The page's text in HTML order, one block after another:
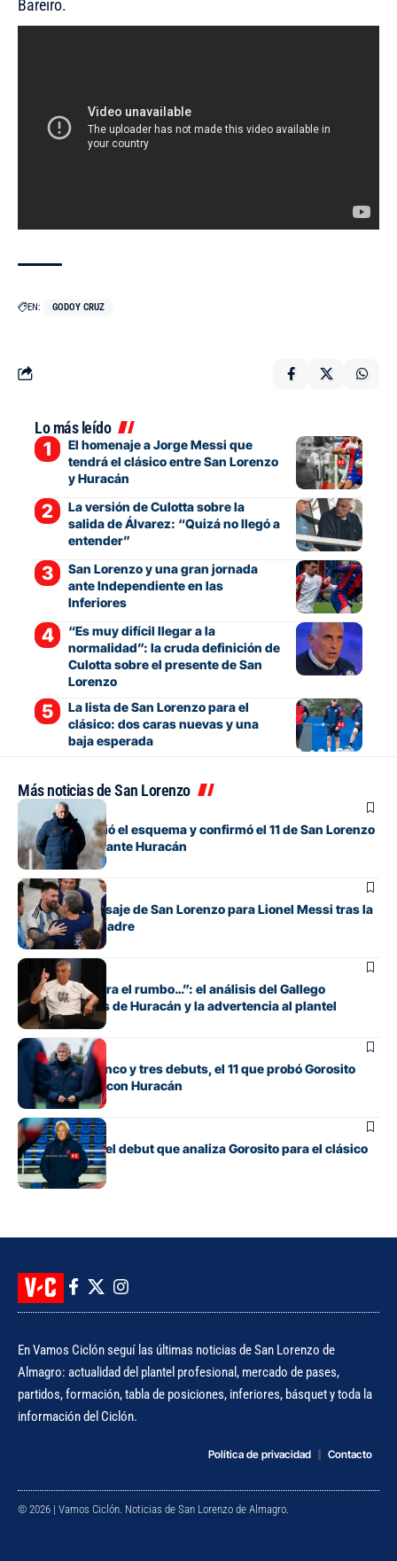
Bareiro.
EN: GODOY CRUZ
Lo más leído
El homenaje a Jorge Messi que
tendrá el clásico entre San Lorenzo
y Huracán
La versión de Culotta sobre la
salida de Álvarez: “Quizá no llegó a
entender”
San Lorenzo y una gran jornada
ante Independiente en las
Inferiores
“Es muy difícil llegar a la
normalidad”: la cruda definición de
Culotta sobre el presente de San
Lorenzo
La lista de San Lorenzo para el
clásico: dos caras nuevas y una
baja esperada
Más noticias de San Lorenzo
Fútbol
Gorosito cambió el esquema y confirmó el 11 de San Lorenzo
para el clásico ante Huracán
Fútbol
El sentido mensaje de San Lorenzo para Lionel Messi tras la
muerte de su padre
Fútbol
“Si no encuentra el rumbo…”: el análisis del Gallego
González antes de Huracán y la advertencia al plantel
Fútbol
Con línea de cinco y tres debuts, el 11 que probó Gorosito
para el clásico con Huracán
Fútbol
Los cambios y el debut que analiza Gorosito para el clásico
con Huracán
En Vamos Ciclón seguí las últimas noticias de San Lorenzo de
Almagro: actualidad del plantel profesional, mercado de pases,
partidos, formación, tabla de posiciones, inferiores, básquet y toda la
información del Ciclón.
Política de privacidad Contacto
© 2026 | Vamos Ciclón. Noticias de San Lorenzo de Almagro.